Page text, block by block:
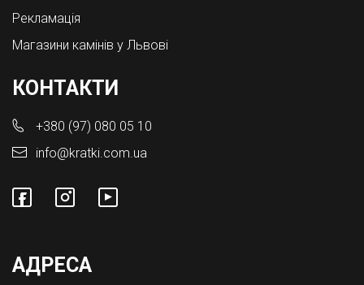
Рекламація
Магазини камінів у Львові
КОНТАКТИ
+380 (97) 080 05 10
info@kratki.com.ua
АДРЕСА